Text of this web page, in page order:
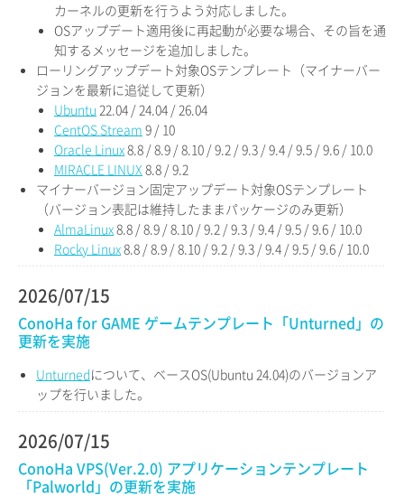
カーネルの更新を行うよう対応しました。
OSアップデート適用後に再起動が必要な場合、その旨を通
知するメッセージを追加しました。
ローリングアップデート対象OSテンプレート（マイナーバー
ジョンを最新に追従して更新）
Ubuntu 22.04 / 24.04 / 26.04
CentOS Stream 9 / 10
Oracle Linux8.8 / 8.9 / 8.10 / 9.2 / 9.3 / 9.4 / 9.5 / 9.6 / 10.0
MIRACLE LINUX 8.8 / 9.2
マイナーバージョン固定アップデート対象OSテンプレート
（バージョン表記は維持したままパッケージのみ更新）
AlmaLinux8.8 / 8.9 / 8.10 / 9.2 / 9.3 / 9.4 / 9.5 / 9.6 / 10.0
Rocky Linux8.8 / 8.9 / 8.10 / 9.2 / 9.3 / 9.4 / 9.5 / 9.6 / 10.0
2026/07/15
ConoHa for GAME ゲームテンプレート「Unturned」の
更新を実施
Unturnedについて、ベースOS(Ubuntu 24.04)のバージョンア
ップを行いました。
2026/07/15
ConoHa VPS(Ver.2.0) アプリケーションテンプレート
「Palworld」の更新を実施